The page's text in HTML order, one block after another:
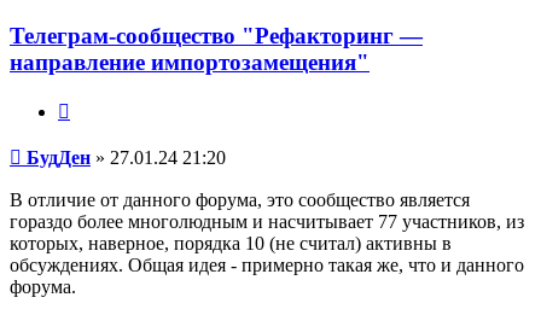
Телеграм-сообщество "Рефакторинг —
направление импортозамещения"
Сообщение
БудДен » 27.01.24 21:20
В отличие от данного форума, это сообщество является
гораздо более многолюдным и насчитывает 77 участников, из
которых, наверное, порядка 10 (не считал) активны в
обсуждениях. Общая идея - примерно такая же, что и данного
форума.